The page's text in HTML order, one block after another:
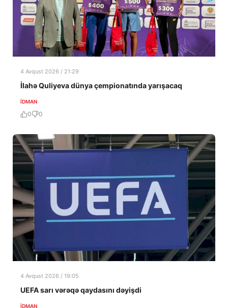
4 Avqust 2026 / 21:29
İlahə Quliyeva dünya çempionatında yarışacaq
İDMAN
0 0
4 Avqust 2026 / 19:05
UEFA sarı vərəqə qaydasını dəyişdi
İDMAN